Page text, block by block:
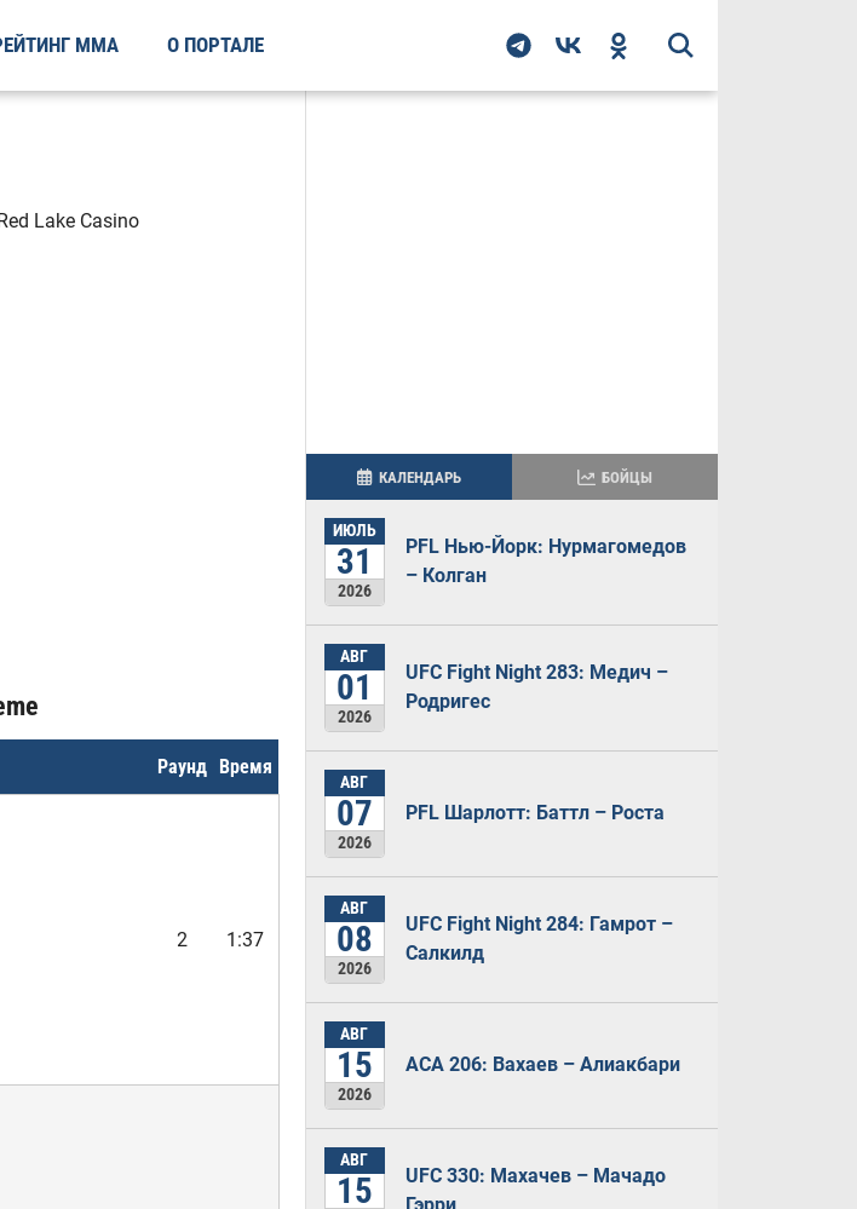
ММА О ПОРТАЛЕ
Lake Casino
Раунд Время
2 1:37
КАЛЕНДАРЬ БОЙЦЫ
ИЮЛЬ
31
2026
PFL Нью-Йорк: Нурмагомедов
– Колган
АВГ
01
2026
UFC Fight Night 283: Медич –
Родригес
АВГ
07
2026
PFL Шарлотт: Баттл – Роста
АВГ
08
2026
UFC Fight Night 284: Гамрот –
Салкилд
АВГ
15
2026
ACA 206: Вахаев – Алиакбари
АВГ
15
UFC 330: Махачев – Мачадо